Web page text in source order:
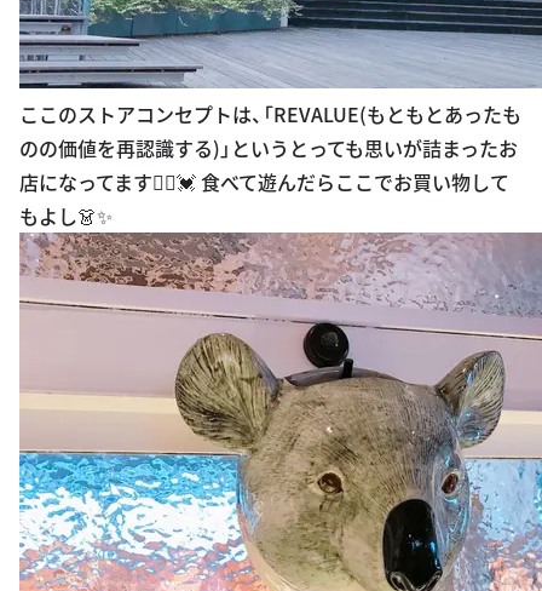
ここのストアコンセプトは、「REVALUE(もともとあったも
のの価値を再認識する)」というとっても思いが詰まったお
店になってます🙋‍♂️💓 食べて遊んだらここでお買い物して
もよし👗✨